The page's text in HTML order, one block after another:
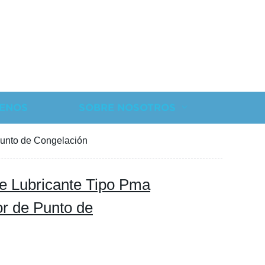
SOBRE NOSOTROS
de Congelación
Lubricante Tipo Pma
de Punto de